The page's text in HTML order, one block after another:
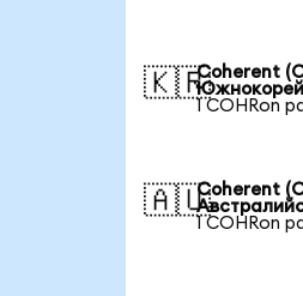
🇰🇷Coherent
1 COHRon
🇦🇺Coherent
1 COHRon